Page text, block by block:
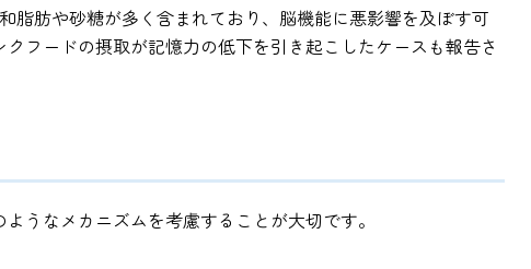
脂肪や砂糖が多く含まれており、脳機能に悪影響を及ぼす可
フードの摂取が記憶力の低下を引き起こしたケースも報告さ
うなメカニズムを考慮することが大切です。